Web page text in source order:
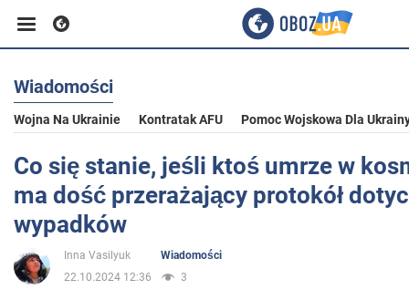
Biznes
Sport
Rozrywka
Życie
Wiadomości
Wojna Na Ukrainie Kontratak AFU Pomoc Wojskowa Dla
Co się stanie, jeśli ktoś umrze w
ma dość przerażający protokół
wypadków
Inna Vasilyuk
Wiadomości
22.10.2024 12:36
3